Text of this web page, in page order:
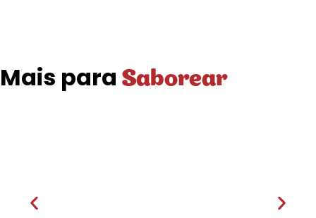
Mais para Saborear